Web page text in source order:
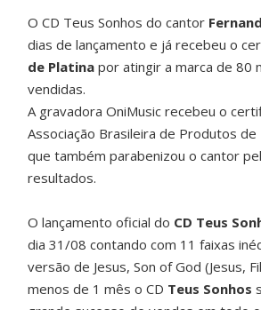
O CD Teus Sonhos do cantor
dias de lançamento e já recebeu o
de Platina por atingir a marca de 80
vendidas.
A gravadora OniMusic recebeu o
Associação Brasileira de Produtos de
que também parabenizou o cantor
resultados.
O lançamento oficial do CD Teus
dia 31/08 contando com 11 faixas
versão de Jesus, Son of God (Jesus,
menos de 1 mês o CD Teus Sonhos